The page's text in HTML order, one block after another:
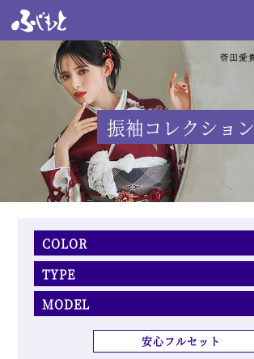
振袖コレクション
COLOR
TYPE
MODEL
安心フルセット